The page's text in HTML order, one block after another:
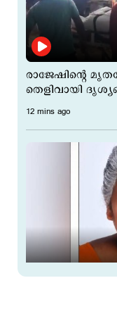
രാജേഷിന്റെ
തെളിവായി
12 mins ago